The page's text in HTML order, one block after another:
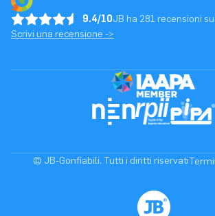
9.4/10JB ha 281 recensioni
Scrivi una recensione ->
© JB-Gonfiabili. Tutti i diritti riservati